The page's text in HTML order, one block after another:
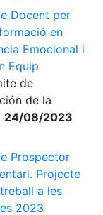
Docent per
en
Emocional i
Equip
de
de la
24/08/2023
Prospector
Projecte
a les
2023